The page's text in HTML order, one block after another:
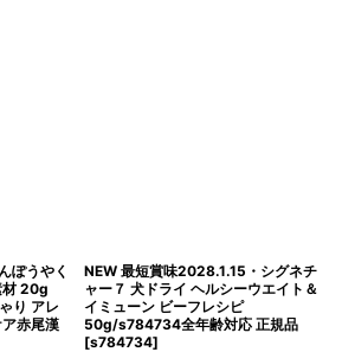
ぽうやく
材 20g
り アレ
赤尾漢
NEW 最短賞味2028.1.15・シグネチ
ャー７ 犬ドライ ヘルシーウエイト＆
イミューン ビーフレシピ
50g/s784734全年齢対応 正規品
[s784734]